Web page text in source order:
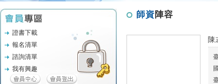
證書下載
報名清單
諮詢清單
我有興趣
師資 陣容
陳